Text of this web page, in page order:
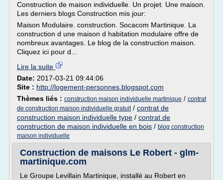
Construction de maison individuelle. Un projet. Une maison.
Les derniers blogs Construction mis jour:
Maison Modulaire. construction. Socacom Martinique. La
construction d une maison d habitation modulaire offre de
nombreux avantages. Le blog de la construction maison.
Cliquez ici pour d...
Lire la suite
Date: 2017-03-21 09:44:06
Site : http://logement-personnes.blogspot.com
Thèmes liés : construction maison individuelle martinique / contrat
de construction maison individuelle gratuit/ contrat de
construction maison individuelle type / contrat de
construction de maison individuelle en bois / blog construction
maison individuelle
Construction de maisons Le Robert - glm-
martinique.com
Le Groupe Levillain Martinique, installé au Robert en